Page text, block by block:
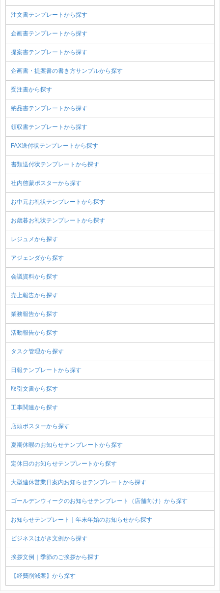
注文書テンプレートから探す
企画書テンプレートから探す
提案書テンプレートから探す
企画書・提案書の書き方サンプルから探す
受注書から探す
納品書テンプレートから探す
領収書テンプレートから探す
FAX送付状テンプレートから探す
書類送付状テンプレートから探す
社内啓蒙ポスターから探す
お中元お礼状テンプレートから探す
お歳暮お礼状テンプレートから探す
レジュメから探す
アジェンダから探す
会議資料から探す
売上報告から探す
業務報告から探す
活動報告から探す
タスク管理から探す
日報テンプレートから探す
取引文書から探す
工事関連から探す
店頭ポスターから探す
夏期休暇のお知らせテンプレートから探す
定休日のお知らせテンプレートから探す
大型連休営業日案内お知らせテンプレートから探す
ゴールデンウィークのお知らせテンプレート（店舗向け）から探す
お知らせテンプレート｜年末年始のお知らせから探す
ビジネスはがき文例から探す
挨拶文例｜季節のご挨拶から探す
【経費削減案】から探す